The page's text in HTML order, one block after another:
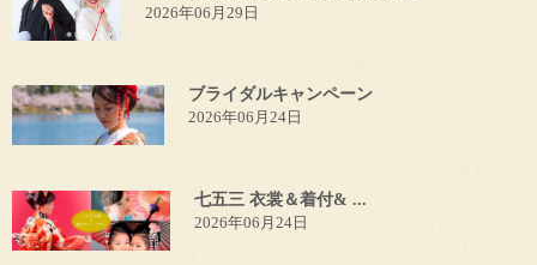
2026年06月29日
ブライダルキャンペーン
2026年06月24日
七五三 衣裳＆着付& ...
2026年06月24日